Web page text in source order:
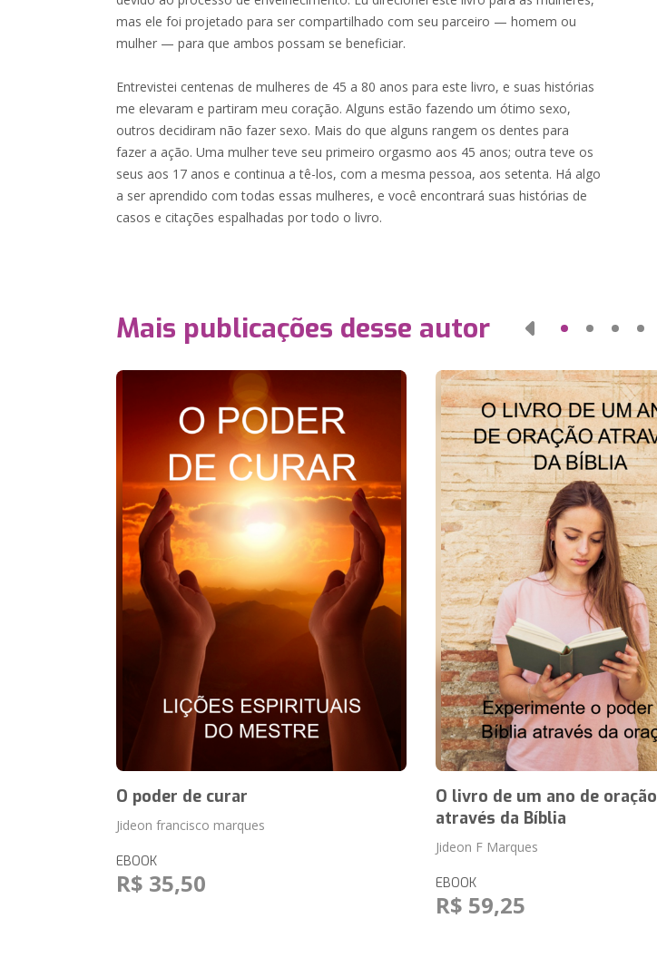
mas ele foi projetado para ser compartilhado com seu parceiro — homem ou
mulher — para que ambos possam se beneficiar.
Entrevistei centenas de mulheres de 45 a 80 anos para este livro, e suas histórias
me elevaram e partiram meu coração. Alguns estão fazendo um ótimo sexo,
outros decidiram não fazer sexo. Mais do que alguns rangem os dentes para
fazer a ação. Uma mulher teve seu primeiro orgasmo aos 45 anos; outra teve os
seus aos 17 anos e continua a tê-los, com a mesma pessoa, aos setenta. Há algo
a ser aprendido com todas essas mulheres, e você encontrará suas histórias de
casos e citações espalhadas por todo o livro.
Mais publicações desse autor
O poder de curar
Jideon francisco marques
EBOOK
R$ 35,50
O livro de um ano de oração
através da Bíblia
Jideon F Marques
EBOOK
R$ 59,25